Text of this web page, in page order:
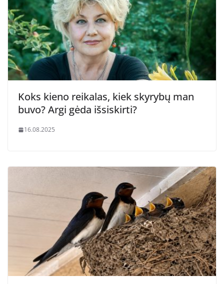
Koks kieno reikalas, kiek skyrybų man
buvo? Argi gėda išsiskirti?
16.08.2025